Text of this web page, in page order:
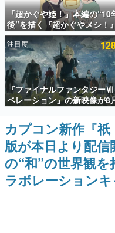
アプリセール情報
インタビュー
連載・特集
殿堂入り記
SNS拡散数が
ど。多くの人々
事をまとめまし
ゲームの企
名作ゲームク
聞きし、ヒット
きます。
この物語を解い
『超かぐや姫！』本編の“10
後”を描く『超かぐやメシ！』
Web連載決定。新たなWeb
ガレーベル「ビビビコミッ
にて特別話が掲載スタート
のお話には…まだ続きがあ
注目度
『ファイナルファンタジーⅦ
ベレーション』の新映像が8
26日早朝に公開へ。『FF7
メイクシリーズの完結編、
「gamescom」のオープニ
ナイトライブにてディレク
の浜口直樹氏が登壇する予定
カプコン新作『
版が本日より配
の“和”の世界観
ラボレーション